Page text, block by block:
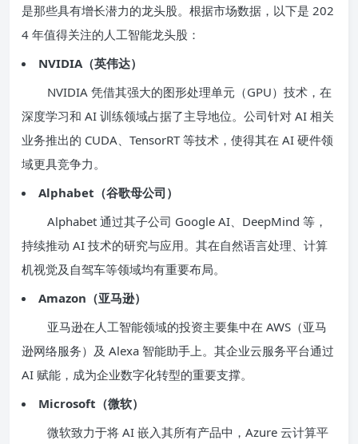
是那些具有增长潜力的龙头股。根据市场数据，以下是 202
4 年值得关注的人工智能龙头股：
NVIDIA（英伟达）
NVIDIA 凭借其强大的图形处理单元（GPU）技术，在
深度学习和 AI 训练领域占据了主导地位。公司针对 AI 相关
业务推出的 CUDA、TensorRT 等技术，使得其在 AI 硬件领
域更具竞争力。
Alphabet（谷歌母公司）
Alphabet 通过其子公司 Google AI、DeepMind 等，
持续推动 AI 技术的研究与应用。其在自然语言处理、计算
机视觉及自驾车等领域均有重要布局。
Amazon（亚马逊）
亚马逊在人工智能领域的投资主要集中在 AWS（亚马
逊网络服务）及 Alexa 智能助手上。其企业云服务平台通过
AI 赋能，成为企业数字化转型的重要支撑。
Microsoft（微软）
微软致力于将 AI 嵌入其所有产品中，Azure 云计算平